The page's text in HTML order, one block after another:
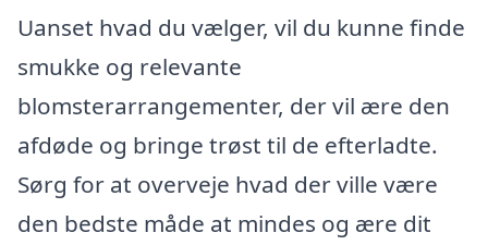
Uanset hvad du vælger, vil du kunne finde
smukke og relevante
blomsterarrangementer, der vil ære den
afdøde og bringe trøst til de efterladte.
Sørg for at overveje hvad der ville være
den bedste måde at mindes og ære dit